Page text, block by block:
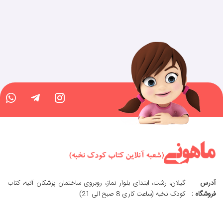
آدرس
فروشگاه :
گیلان، رشت، ابتدای بلوار نماز، روبروی ساختمان پزشکان آتیه، کتاب
کودک نخبه (ساعت کاری 8 صبح الی 21)